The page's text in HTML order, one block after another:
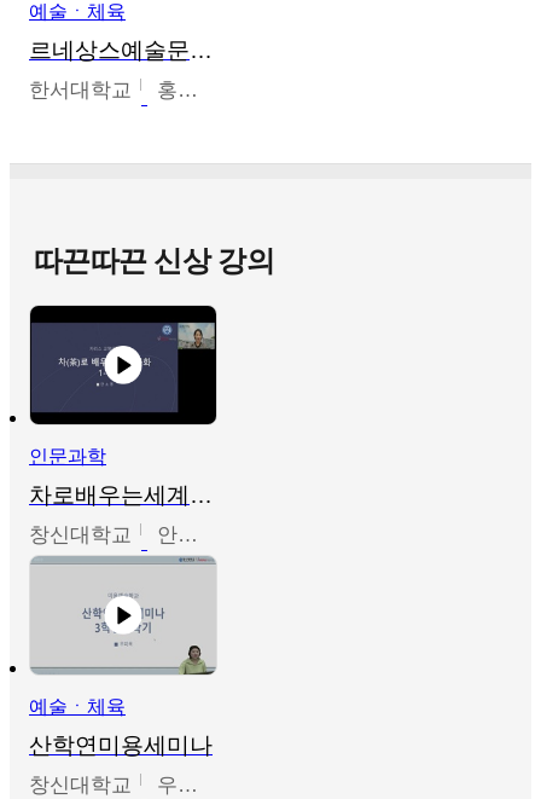
예술ㆍ체육
르네상스예술문화사
한서대학교 홍창호
따끈따끈 신상 강의
인문과학
차로배우는세계문화
창신대학교 안소영
예술ㆍ체육
산학연미용세미나
창신대학교 우미옥,오윤경,박선이